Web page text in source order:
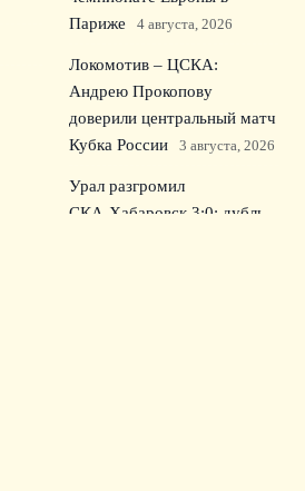
Париже
4 августа, 2026
Локомотив – ЦСКА:
Андрею Прокопову
доверили центральный матч
Кубка России
3 августа, 2026
Урал разгромил
СКА‑Хабаровск 3:0: дубль